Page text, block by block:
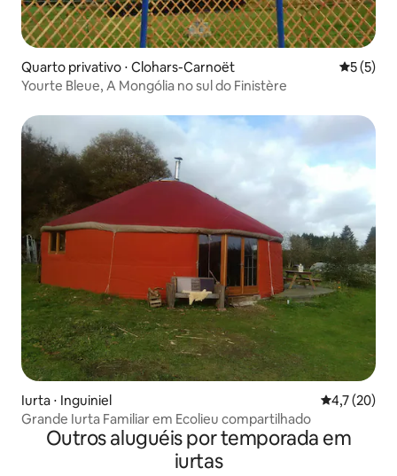
Quarto privativo ⋅ Clohars-Carnoët 5 de
5 (5)
Yourte Bleue, A Mongólia no sul do Finistère
Iurta ⋅ Inguiniel 4,7 de uma
4,7 (20)
Grande Iurta Familiar em Ecolieu compartilhado
Outros aluguéis por temporada em
iurtas